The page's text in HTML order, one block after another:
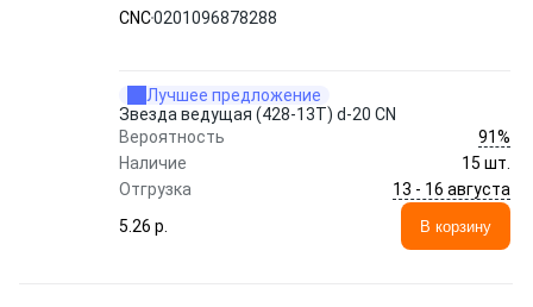
CNC0201096878288
Лучшее предложение
Звезда ведущая (428-13T) d-20 CN
Вероятность
91%
Наличие
15 шт.
Отгрузка
13 - 16 августа
5.26 p.
В корзину